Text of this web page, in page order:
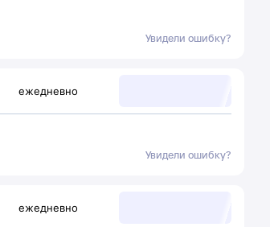
Увидели ошибку?
ежедневно
Увидели ошибку?
ежедневно